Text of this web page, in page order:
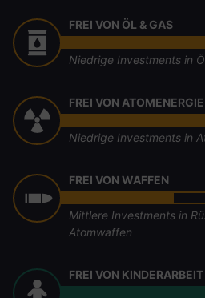
FREI VON ÖL & GAS
Niedrige Investments in
FREI VON ATOMENERGIE
Niedrige Investments in
FREI VON WAFFEN
Mittlere Investments in
Atomwaffen
FREI VON KINDERARBEIT